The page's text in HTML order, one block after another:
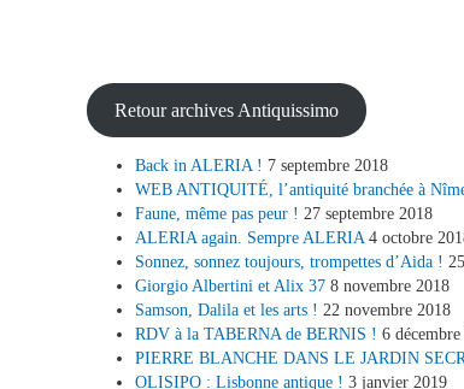
Retour archives Antiquissimo
Back in ALERIA ! 7 septembre 2018
WEB ANTIQUITÉ, l’antiquité branchée à
Faune, même pas peur ! 27 septembre 2018
ALERIA again. Sempre ALERIA4 octobre
Sonnez, sonnez toujours, trompettes d’Aida !
Giorgio Albertini et Alix 37 8 novembre 2018
Samson, Dalila et les arts ! 22 novembre 2018
RDV à la TABERNA de BERNIS ! 6
PIERRE BLANCHE DANS LE JARDIN
OLISIPO : Lisbonne antique ! 3 janvier 2019